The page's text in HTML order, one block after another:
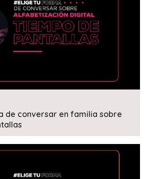
de conversar en familia sobre